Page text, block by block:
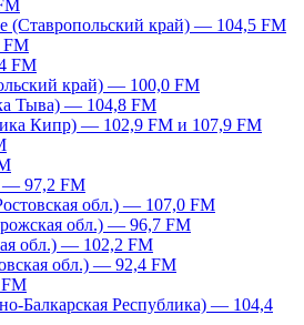
(Ставропольский край) — 104,5 FM
FM
FM
край) — 100,0 FM
Тыва) — 104,8 FM
Кипр) — 102,9 FM и 107,9 FM
97,2 FM
обл.) — 107,0 FM
обл.) — 96,7 FM
обл.) — 102,2 FM
обл.) — 92,4 FM
Балкарская Республика) — 104,4